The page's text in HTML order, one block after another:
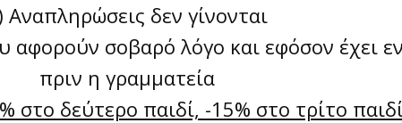
Αναπληρώσεις δεν γίνονται
αφορούν σοβαρό λόγο και εφόσον έχει
πριν η γραμματεία
στο δεύτερο παιδί, -15% στο τρίτο